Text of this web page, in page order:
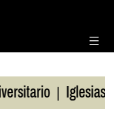
| Iglesias y